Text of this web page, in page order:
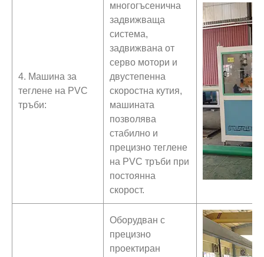
4. Машина за
теглене на PVC
тръби:
многогъсенична
задвижваща
система,
задвижвана от
серво мотори и
двустепенна
скоростна кутия,
машината
позволява
стабилно и
прецизно теглене
на PVC тръби при
постоянна
скорост.
Оборудван с
прецизно
проектиран